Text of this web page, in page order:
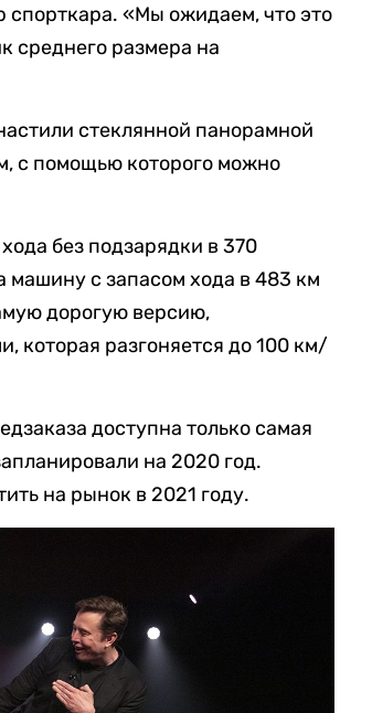
спорткара. «Мы ожидаем, что это
среднего размера на
стеклянной панорамной
с помощью которого можно
без подзарядки в 370
машину с запасом хода в 483 км
дорогую версию,
которая разгоняется до 100 км/
доступна только самая
на 2020 год.
на рынок в 2021 году.